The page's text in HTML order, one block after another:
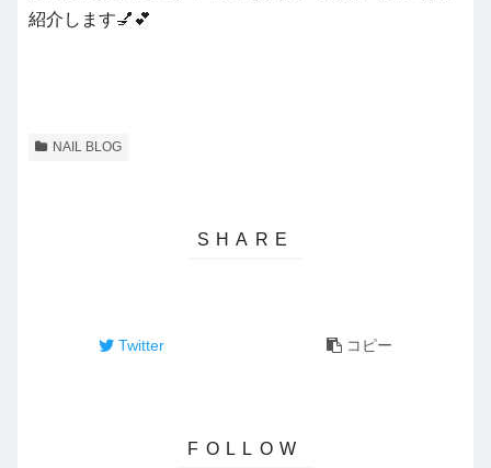
紹介します💅💕
NAIL BLOG
Twitter コピー